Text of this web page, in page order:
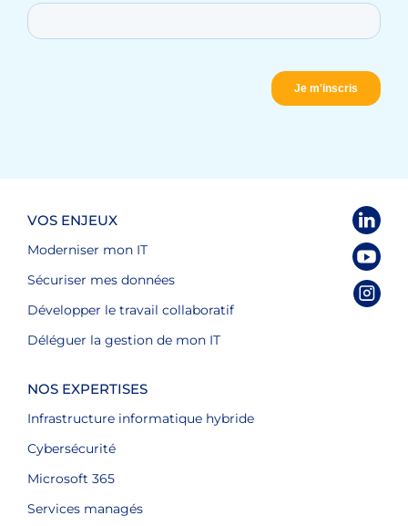
VOS ENJEUX
Moderniser mon IT
Sécuriser mes données
Développer le travail collaboratif
Déléguer la gestion de mon IT
NOS EXPERTISES
Infrastructure informatique hybride
Cybersécurité
Microsoft 365
Services managés